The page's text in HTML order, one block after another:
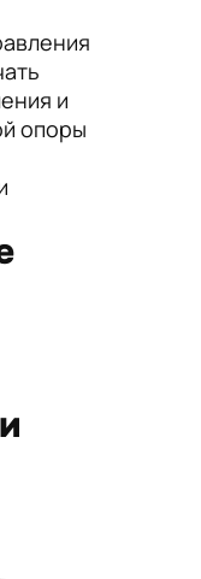
и
опоры